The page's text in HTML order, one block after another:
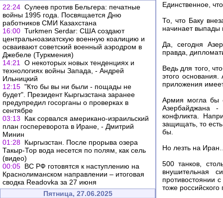
22:24 Сулеев против Бельгера: печатные
войны 1995 года. Посвящается Дню
работников СМИ Казахстана
16:00 Turkmen Serdar: США создают
центральноазиатскую военную коалицию и
осваивают советский военный аэродром в
Джебеле (Туркмения)
14:21
О некоторых новых тенденциях и
технологиях войны Запада, - Андрей
Ильницкий
12:15 "Кто бы вы ни были - пощады не
будет". Президент Кыргызстана заранее
предупредил госорганы о проверках в
сентябре
03:13
Как сорвался американо-израильский
план госпереворота в Иране, - Дмитрий
Минин
01:28 Кыргызстан. После прорыва озера
Такыр-Тор вода несется по полям, как сель
(видео)
00:05 ВС РФ готовятся к наступлению на
Краснолиманском направлении – итоговая
сводка Readovka за 27 июня
Пятница, 27.06.2025
Единственное,
То, что Баку
начинает выпады
Да, сегодня
правда,
Ведь для того,
этого
приложения
Армия могла бы
Азербайджана -
конфликта.
защищать, то
бы.
Но лезть на
500 танков,
внушительная
противостоянии
тоже российского